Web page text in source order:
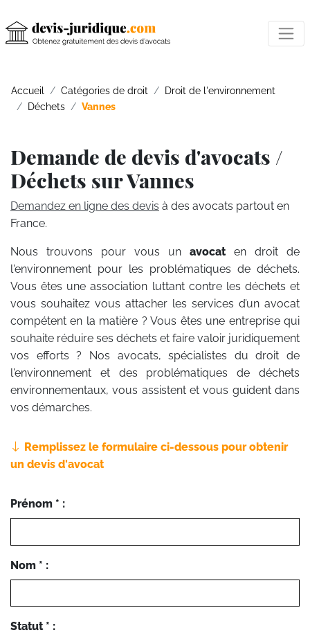
Accueil Catégories de droit
Droit de l'environnement
Déchets
Vannes
Demande de devis d'avocats /
Déchets sur Vannes
Demandez en ligne des devis à des avocats partout en
France.
Nous trouvons pour vous un avocat en droit de
l'environnement pour les problématiques de déchets.
Vous êtes une association luttant contre les déchets et
vous souhaitez vous attacher les services d’un avocat
compétent en la matière ? Vous êtes une entreprise qui
souhaite réduire ses déchets et faire valoir juridiquement
vos efforts ? Nos avocats, spécialistes du droit de
l'environnement et des problématiques de déchets
environnementaux, vous assistent et vous guident dans
vos démarches.
Remplissez le formulaire ci-dessous pour obtenir
un devis d'avocat
Prénom * :
Nom * :
Statut * :